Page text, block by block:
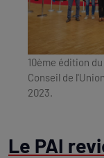
10ème édition
Conseil de
2023.
Le PAI